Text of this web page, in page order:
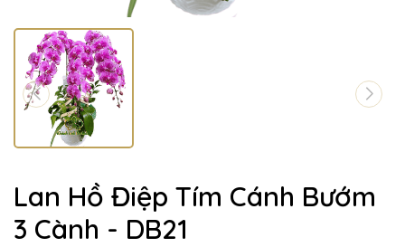
Lan Hồ Điệp Tím Cánh Bướm
3 Cành - DB21